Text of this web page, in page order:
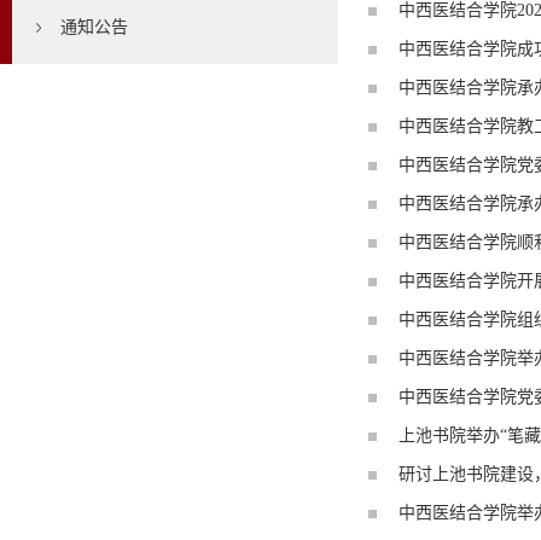
通知公告
中西医结合学院
中西医结合学院成
中西医结合学院承
中西医结合学院教
中西医结合学院党
中西医结合学院承
中西医结合学院顺
中西医结合学院开
中西医结合学院组
中西医结合学院举
中西医结合学院党
上池书院举办“笔
研讨上池书院建设
中西医结合学院举